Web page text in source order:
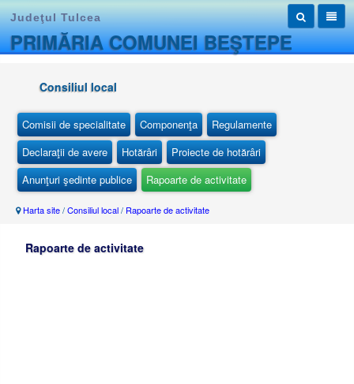
Judeţul Tulcea
PRIMĂRIA COMUNEI BEŞTEPE
Consiliul local
Comisii de specialitate Componenţa
Regulamente
Declaraţii de avere
Hotărâri
Proiecte de hotărâri
Anunţuri şedinte publice
Rapoarte de activitate
Harta site/Consiliul local/ Rapoarte de activitate
Rapoarte de activitate